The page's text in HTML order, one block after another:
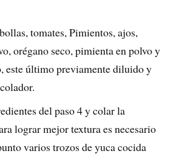
tomates, Pimientos, ajos,
orégano seco, pimienta en polvo y
este último previamente diluido y
del paso 4 y colar la
lograr mejor textura es necesario
varios trozos de yuca cocida